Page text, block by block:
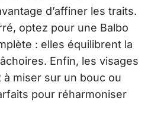
d’affiner les traits.
optez pour une Balbo
: elles équilibrent la
Enfin, les visages
miser sur un bouc ou
pour réharmoniser